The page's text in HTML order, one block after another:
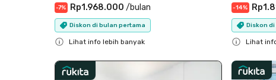
-7% Rp1.968.000 /bulan
Diskon di bulan pertama
Lihat info lebih banyak
-14%
Diskon
Lihat